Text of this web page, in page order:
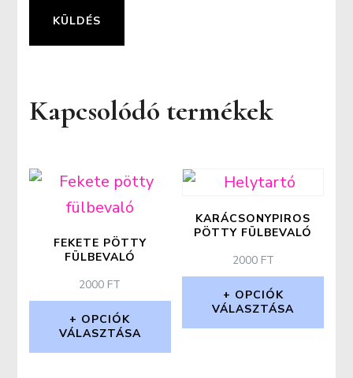
Kapcsolódó termékek
FEKETE PÖTTY
FÜLBEVALÓ
2000 FT
OPCIÓK
VÁLASZTÁSA
KARÁCSONYPIROS
PÖTTY FÜLBEVALÓ
2000 FT
OPCIÓK
VÁLASZTÁSA